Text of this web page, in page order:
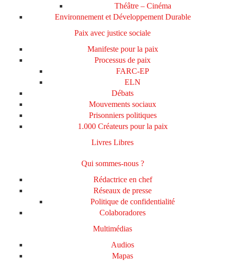
Théâtre – Cinéma
Environnement et Développement Durable
Paix avec justice sociale
Manifeste pour la paix
Processus de paix
FARC-EP
ELN
Débats
Mouvements sociaux
Prisonniers politiques
1.000 Créateurs pour la paix
Livres Libres
Qui sommes-nous ?
Rédactrice en chef
Réseaux de presse
Politique de confidentialité
Colaboradores
Multimédias
Audios
Mapas